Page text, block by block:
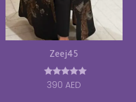
Zeej45
تم التقييم
5.00
390 AED